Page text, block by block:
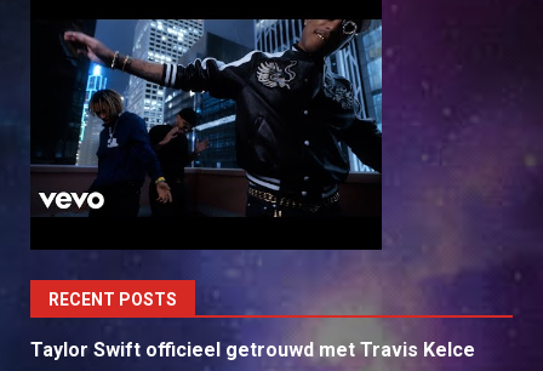
RECENT POSTS
Taylor Swift officieel getrouwd met Travis Kelce